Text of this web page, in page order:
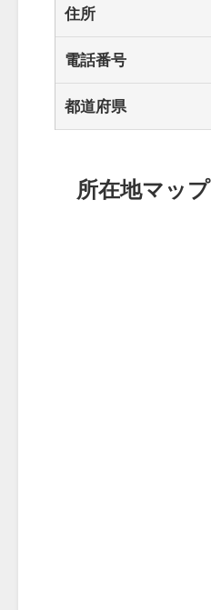
住所
電話番号
都道府県
所在地マップ